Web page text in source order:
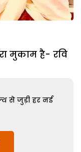
मुकाम है- रवि
से जुड़ी हर नई